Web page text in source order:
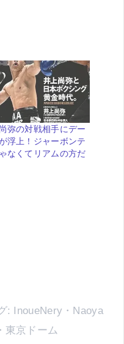
弥の対戦相手にデー
浮上！ジャーボンテ
なくてリアムの方だ
: InoueNery ・ Naoya
・ 東京ドーム